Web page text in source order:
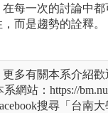
在每一次的討論中
而是趨勢的詮釋。
更多有關本系介紹歡
系網站：https://
搜尋「台南